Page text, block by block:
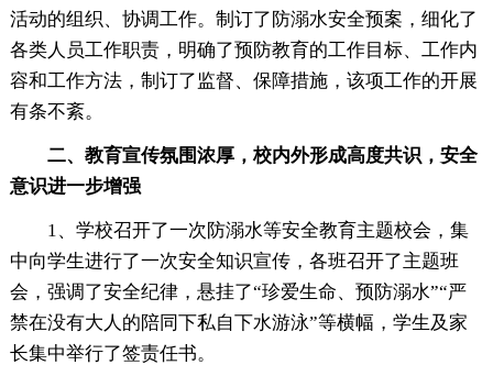
活动的组织、协调工作。制订了防溺水安全预案，细化了
各类人员工作职责，明确了预防教育的工作目标、工作内
容和工作方法，制订了监督、保障措施，该项工作的开展
有条不紊。
二、教育宣传氛围浓厚，校内外形成高度共识，安全
意识进一步增强
1、学校召开了一次防溺水等安全教育主题校会，集
中向学生进行了一次安全知识宣传，各班召开了主题班
会，强调了安全纪律，悬挂了“珍爱生命、预防溺水”“严
禁在没有大人的陪同下私自下水游泳”等横幅，学生及家
长集中举行了签责任书。